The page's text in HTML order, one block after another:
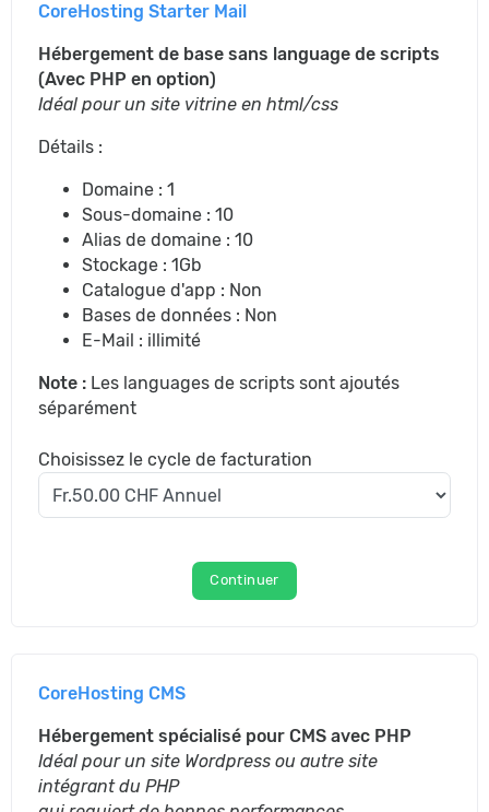
CoreHosting Starter Mail
Hébergement de base sans language de scripts
(Avec PHP en option)
Idéal pour un site vitrine en html/css
Détails :
Domaine : 1
Sous-domaine : 10
Alias de domaine : 10
Stockage : 1Gb
Catalogue d'app : Non
Bases de données : Non
E-Mail : illimité
Note : Les languages de scripts sont ajoutés
séparément
Choisissez le cycle de facturation
Continuer
CoreHosting CMS
Hébergement spécialisé pour CMS avec PHP
Idéal pour un site Wordpress ou autre site
intégrant du PHP